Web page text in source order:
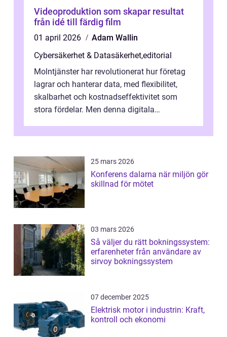
Videoproduktion som skapar resultat
från idé till färdig film
01 april 2026
Adam Wallin
Cybersäkerhet & Datasäkerhet,editorial
Molntjänster har revolutionerat hur företag
lagrar och hanterar data, med flexibilitet,
skalbarhet och kostnadseffektivitet som
stora fördelar. Men denna digitala
25 mars 2026
Konferens dalarna när miljön gör
skillnad för mötet
03 mars 2026
Så väljer du rätt bokningssystem:
erfarenheter från användare av
sirvoy bokningssystem
07 december 2025
Elektrisk motor i industrin: Kraft,
kontroll och ekonomi